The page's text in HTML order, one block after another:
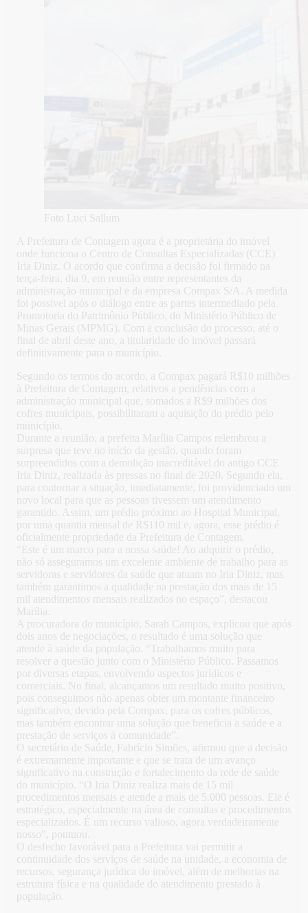
Foto Luci Sallum
A Prefeitura de Contagem agora é a proprietária do imóvel
onde funciona o Centro de Consultas Especializadas (CCE)
Iria Diniz. O acordo que confirma a decisão foi firmado na
terça-feira, dia 9, em reunião entre representantes da
administração municipal e da empresa Compax S/A. A medida
foi possível após o diálogo entre as partes intermediado pela
Promotoria do Patrimônio Público, do Ministério Público de
Minas Gerais (MPMG). Com a conclusão do processo, até o
final de abril deste ano, a titularidade do imóvel passará
definitivamente para o município.
Segundo os termos do acordo, a Compax pagará R$10 milhões
à Prefeitura de Contagem, relativos a pendências com a
administração municipal que, somados a R$9 milhões dos
cofres municipais, possibilitaram a aquisição do prédio pelo
município.
Durante a reunião, a prefeita Marília Campos relembrou a
surpresa que teve no início da gestão, quando foram
surpreendidos com a demolição inacreditável do antigo CCE
Iria Diniz, realizada às pressas no final de 2020. Segundo ela,
para contornar a situação, imediatamente, foi providenciado um
novo local para que as pessoas tivessem um atendimento
garantido. Assim, um prédio próximo ao Hospital Municipal,
por uma quantia mensal de R$110 mil e, agora, esse prédio é
oficialmente propriedade da Prefeitura de Contagem.
“Este é um marco para a nossa saúde! Ao adquirir o prédio,
não só asseguramos um excelente ambiente de trabalho para as
servidoras e servidores da saúde que atuam no Iria Diniz, mas
também garantimos a qualidade na prestação dos mais de 15
mil atendimentos mensais realizados no espaço”, destacou
Marília.
A procuradora do município, Sarah Campos, explicou que após
dois anos de negociações, o resultado é uma solução que
atende à saúde da população. “Trabalhamos muito para
resolver a questão junto com o Ministério Público. Passamos
por diversas etapas, envolvendo aspectos jurídicos e
comerciais. No final, alcançamos um resultado muito positivo,
pois conseguimos não apenas obter um montante financeiro
significativo, devido pela Compax, para os cofres públicos,
mas também encontrar uma solução que beneficia a saúde e a
prestação de serviços à comunidade”.
O secretário de Saúde, Fabrício Simões, afirmou que a decisão
é extremamente importante e que se trata de um avanço
significativo na construção e fortalecimento da rede de saúde
do município. “O Iria Diniz realiza mais de 15 mil
procedimentos mensais e atende a mais de 5.000 pessoas. Ele é
estratégico, especialmente na área de consultas e procedimentos
especializados. É um recurso valioso, agora verdadeiramente
nosso”, pontuou.
O desfecho favorável para a Prefeitura vai permitir a
continuidade dos serviços de saúde na unidade, a economia de
recursos, segurança jurídica do imóvel, além de melhorias na
estrutura física e na qualidade do atendimento prestado à
população.